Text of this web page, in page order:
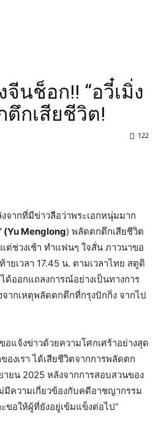
จีนช็อก!! “อวี๋เมิ่ง
ตึกเสียชีวิต!
122
จากที่มีข่าวลือว่าพระเอกหนุ่มมาก
(Yu Menglong) พลัดตกตึกเสียชีวิต
ต่ช่วงเช้า ทำแฟนๆ ใจสั่น ภาวนาขอ
ายเวลา 17.45 น. ตามเวลาไทย สตูดิ
ด้ออกแถลงการณ์อย่างเป็นทางการ
จากเหตุพลัดตกตึกที่กรุงปักกิ่ง จากไป
อแจ้งข่าวด้วยความโศกเศร้าอย่างสุด
องเรา ได้เสียชีวิตจากการพลัดตก
ายน 2025 หลังจากการสอบสวนของ
มีความเกี่ยวข้องกับคดีอาชญากรรม
ขอให้ผู้ที่ยังอยู่เข้มแข็งต่อไป”